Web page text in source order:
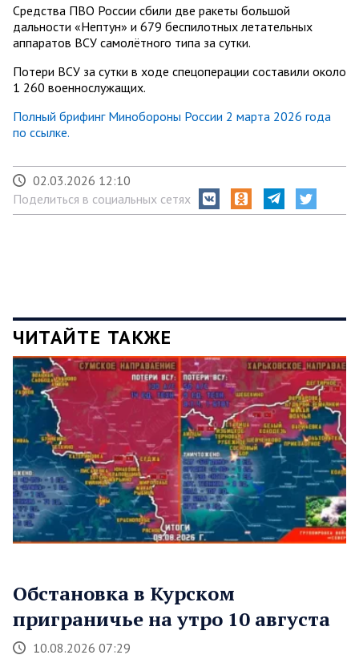
Средства ПВО России сбили две ракеты большой
дальности «Нептун» и 679 беспилотных летательных
аппаратов ВСУ самолётного типа за сутки.
Потери ВСУ за сутки в ходе спецоперации составили около
1 260 военнослужащих.
Полный брифинг Минобороны России 2 марта 2026 года
по ссылке.
02.03.2026 12:10
Поделиться в социальных сетях
ЧИТАЙТЕ ТАКЖЕ
Обстановка в Курском
приграничье на утро 10 августа
10.08.2026 07:29